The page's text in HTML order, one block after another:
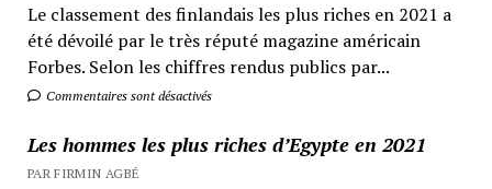
Le classement des finlandais les plus riches en 2021 a
été dévoilé par le très réputé magazine américain
Forbes. Selon les chiffres rendus publics par...
Commentaires sont désactivés
Les hommes les plus riches d’Egypte en 2021
PAR FIRMIN AGBÉ